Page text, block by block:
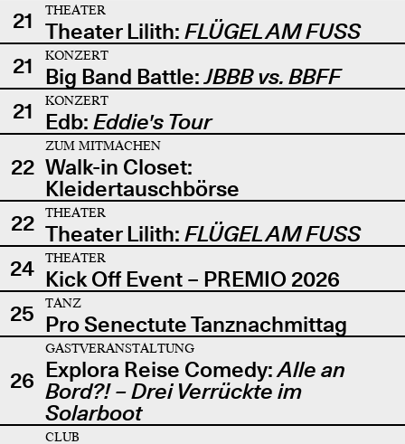
21
THEATER
Theater Lilith: FLÜGEL AM FUSS
21
KONZERT
Big Band Battle:JBBB vs. BBFF
21
KONZERT
Edb: Eddie's Tour
22
ZUM MITMACHEN
Walk-in Closet:
Kleidertauschbörse
22
THEATER
Theater Lilith: FLÜGEL AM FUSS
24
THEATER
Kick Off Event – PREMIO 2026
25
TANZ
Pro Senectute Tanznachmittag
26
GASTVERANSTALTUNG
Explora Reise Comedy:Alle an
Bord?! – Drei Verrückte im
Solarboot
CLUB